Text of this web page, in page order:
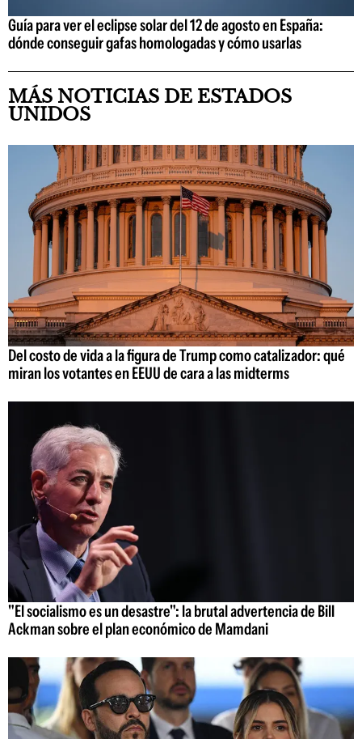
Guía para ver el eclipse solar del 12 de agosto en España:
dónde conseguir gafas homologadas y cómo usarlas
MÁS NOTICIAS DE ESTADOS
UNIDOS
Del costo de vida a la figura de Trump como catalizador: qué
miran los votantes en EEUU de cara a las midterms
"El socialismo es un desastre": la brutal advertencia de Bill
Ackman sobre el plan económico de Mamdani